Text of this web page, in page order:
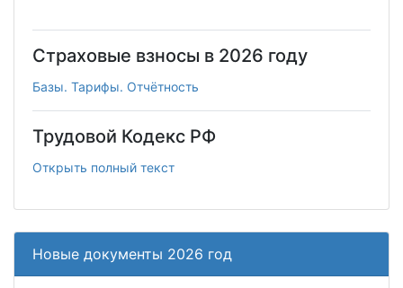
Страховые взносы в 2026 году
Базы. Тарифы. Отчётность
Трудовой Кодекс РФ
Открыть полный текст
Новые документы 2026 год